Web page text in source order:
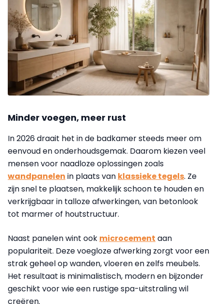
Minder voegen, meer rust
In 2026 draait het in de badkamer steeds meer om
eenvoud en onderhoudsgemak. Daarom kiezen veel
mensen voor naadloze oplossingen zoals
wandpanelen in plaats van klassieke tegels. Ze
zijn snel te plaatsen, makkelijk schoon te houden en
verkrijgbaar in talloze afwerkingen, van betonlook
tot marmer of houtstructuur.
Naast panelen wint ook microcement aan
populariteit. Deze voegloze afwerking zorgt voor een
strak geheel op wanden, vloeren en zelfs meubels.
Het resultaat is minimalistisch, modern en bijzonder
geschikt voor wie een rustige spa-uitstraling wil
creëren.